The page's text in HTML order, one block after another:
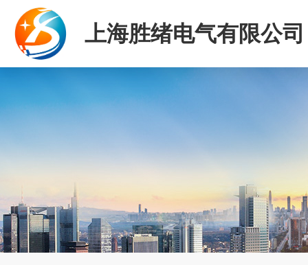
上海胜绪电气有限公司